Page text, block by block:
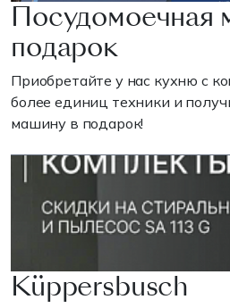
Посудомоечная
подарок
Приобретайте у нас кухню с
более единиц техники и
машину в подарок!
Küppersbusch